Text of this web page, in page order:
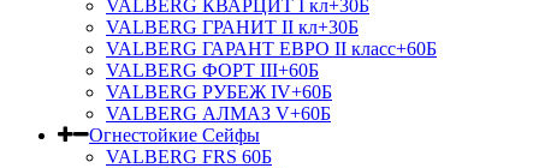
VALBERG КВАРЦИТ I кл+30Б
VALBERG ГРАНИТ II кл+30Б
VALBERG ГАРАНТ ЕВРО II класс+60Б
VALBERG ФОРТ III+60Б
VALBERG РУБЕЖ IV+60Б
VALBERG АЛМАЗ V+60Б
Огнестойкие Сейфы
VALBERG FRS 60Б